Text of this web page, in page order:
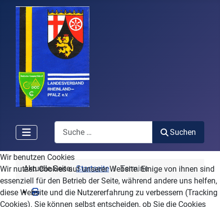
Search
Suchen
Aktuelle Seite:Startseite Termine
Wir benutzen Cookies
Wir nutzen Cookies auf unserer Website. Einige von ihnen sind
essenziell für den Betrieb der Seite, während andere uns helfen,
diese Website und die Nutzererfahrung zu verbessern (Tracking
Cookies). Sie können selbst entscheiden, ob Sie die Cookies